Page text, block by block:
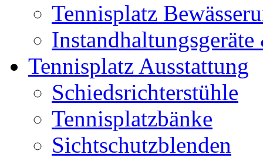
Tennisplatz
Tennisplatz Ausstattung
Schiedsrichterstühle
Tennisplatzbänke
Sichtschutzblenden